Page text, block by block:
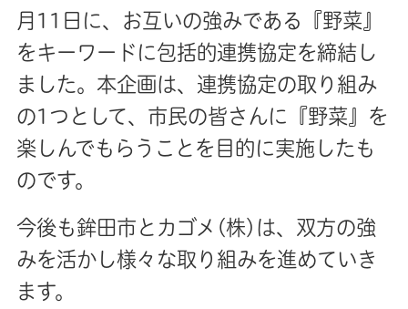
月11日に、お互いの強みである『野菜』
をキーワードに包括的連携協定を締結し
ました。本企画は、連携協定の取り組み
の1つとして、市民の皆さんに『野菜』を
楽しんでもらうことを目的に実施したも
のです。
今後も鉾田市とカゴメ(株)は、双方の強
みを活かし様々な取り組みを進めていき
ます。